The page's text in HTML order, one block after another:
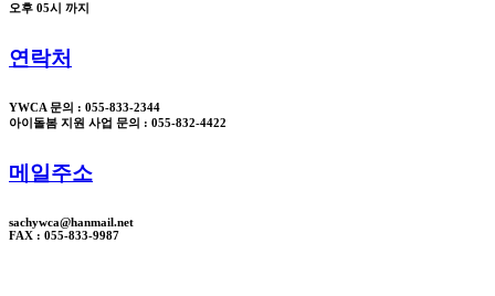
오후 05시 까지
연락처
YWCA 문의 : 055-833-2344
아이돌봄 지원 사업 문의 : 055-832-4422
메일주소
sachywca@hanmail.net
FAX : 055-833-9987